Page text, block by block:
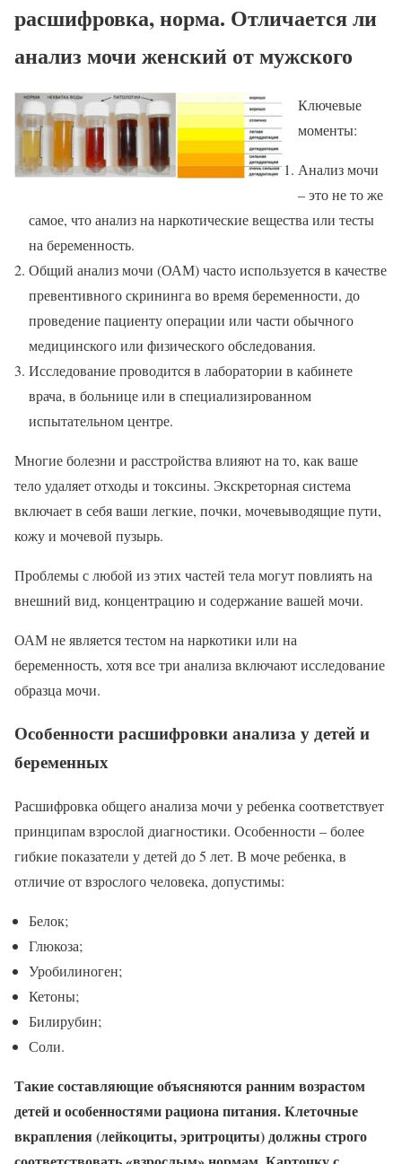
расшифровка, норма. Отличается ли
анализ мочи женский от мужского
Ключевые
моменты:
Анализ мочи
– это не то же
самое, что анализ на наркотические вещества или тесты
на беременность.
Общий анализ мочи (ОАМ) часто используется в качестве
превентивного скрининга во время беременности, до
проведение пациенту операции или части обычного
медицинского или физического обследования.
Исследование проводится в лаборатории в кабинете
врача, в больнице или в специализированном
испытательном центре.
Многие болезни и расстройства влияют на то, как ваше
тело удаляет отходы и токсины. Экскреторная система
включает в себя ваши легкие, почки, мочевыводящие пути,
кожу и мочевой пузырь.
Проблемы с любой из этих частей тела могут повлиять на
внешний вид, концентрацию и содержание вашей мочи.
ОАМ не является тестом на наркотики или на
беременность, хотя все три анализа включают исследование
образца мочи.
Особенности расшифровки анализа у детей и
беременных
Расшифровка общего анализа мочи у ребенка соответствует
принципам взрослой диагностики. Особенности – более
гибкие показатели у детей до 5 лет. В моче ребенка, в
отличие от взрослого человека, допустимы:
Белок;
Глюкоза;
Уробилиноген;
Кетоны;
Билирубин;
Соли.
Такие составляющие объясняются ранним возрастом
детей и особенностями рациона питания. Клеточные
вкрапления (лейкоциты, эритроциты) должны строго